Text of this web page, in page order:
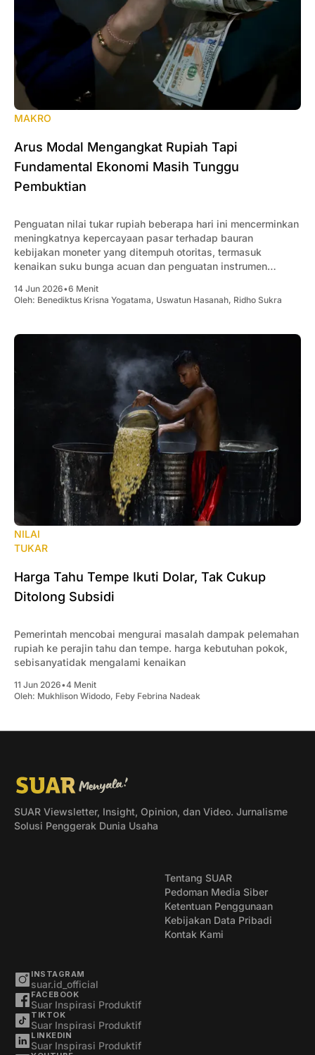
MAKRO
Arus Modal Mengangkat Rupiah Tapi
Fundamental Ekonomi Masih Tunggu
Pembuktian
Penguatan nilai tukar rupiah beberapa hari ini mencerminkan
meningkatnya kepercayaan pasar terhadap bauran
kebijakan moneter yang ditempuh otoritas, termasuk
kenaikan suku bunga acuan dan penguatan instrumen
14 Jun 2026•6 Menit
Oleh: Benediktus Krisna Yogatama, Uswatun Hasanah, Ridho Sukra
NILAI
TUKAR
Harga Tahu Tempe Ikuti Dolar, Tak Cukup
Ditolong Subsidi
Pemerintah mencobai mengurai masalah dampak pelemahan
rupiah ke perajin tahu dan tempe. harga kebutuhan pokok,
sebisanyatidak mengalami kenaikan
11 Jun 2026•4 Menit
Oleh: Mukhlison Widodo, Feby Febrina Nadeak
SUAR Viewsletter, Insight, Opinion, dan Video. Jurnalisme
Solusi Penggerak Dunia Usaha
Tentang SUAR
Pedoman Media Siber
Ketentuan Penggunaan
Kebijakan Data Pribadi
Kontak Kami
INSTAGRAM
suar.id_official
FACEBOOK
Suar Inspirasi Produktif
TIKTOK
Suar Inspirasi Produktif
LINKEDIN
Suar Inspirasi Produktif